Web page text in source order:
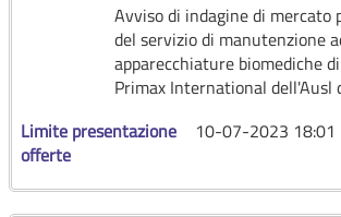
Avviso di indagine di mercato
del servizio di manutenzione
apparecchiature biomediche
Primax International dell'Ausl
Limite presentazione
offerte
10-07-2023 18:01